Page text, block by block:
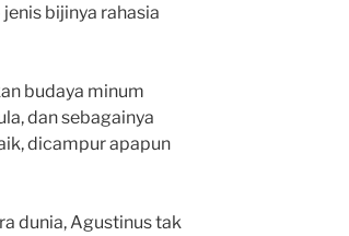
bijinya rahasia
budaya minum
dan sebagainya
dicampur apapun
dunia, Agustinus tak